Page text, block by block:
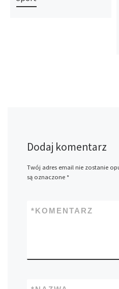
Dodaj komentarz
Twój adres email nie zostanie
są oznaczone *
KOMENTARZ
*